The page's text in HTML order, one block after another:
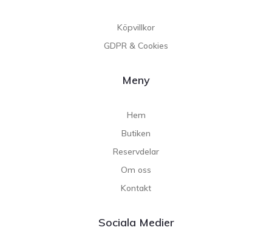
Köpvillkor
GDPR & Cookies
Meny
Hem
Butiken
Reservdelar
Om oss
Kontakt
Sociala Medier